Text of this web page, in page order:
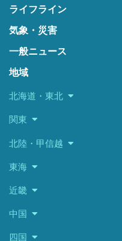
ライフライン
気象・災害
一般ニュース
地域
北海道・東北
関東
北陸・甲信越
東海
近畿
中国
四国